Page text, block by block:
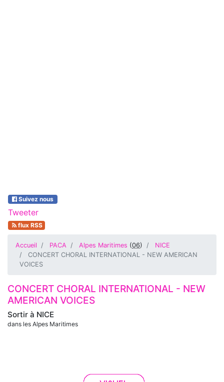
Suivez nous
Tweeter
flux RSS
Accueil PACA Alpes Maritimes (06)
NICE
CONCERT CHORAL INTERNATIONAL - NEW AMERICAN
VOICES
Sortir à NICE
dans les Alpes Maritimes
CONCERT CHORAL INTERNATIONAL - NEW
AMERICAN VOICES